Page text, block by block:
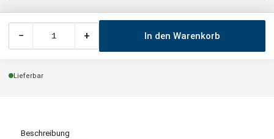
− + In den Warenkorb
Lieferbar
Beschreibung